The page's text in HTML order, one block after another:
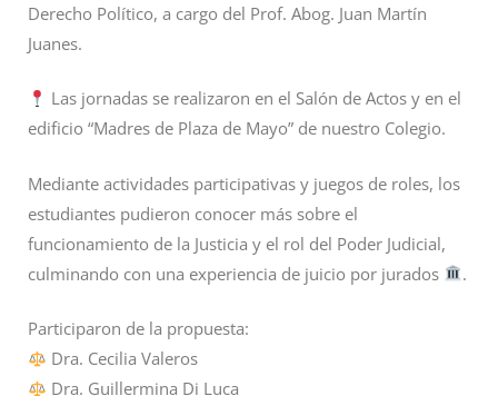
Derecho Político, a cargo del Prof. Abog. Juan Martín
Juanes.
Las jornadas se realizaron en el Salón de Actos y en el
edificio “Madres de Plaza de Mayo” de nuestro Colegio.
Mediante actividades participativas y juegos de roles, los
estudiantes pudieron conocer más sobre el
funcionamiento de la Justicia y el rol del Poder Judicial,
culminando con una experiencia de juicio por jurados
.
Participaron de la propuesta:
Dra. Cecilia Valeros
Dra. Guillermina Di Luca